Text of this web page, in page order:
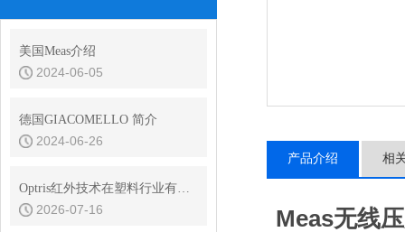
美国Meas介绍
2024-06-05
德国GIACOMELLO 简介
2024-06-26
Optris红外技术在塑料行业有哪些应用
2026-07-16
产品介绍 相
Meas无线